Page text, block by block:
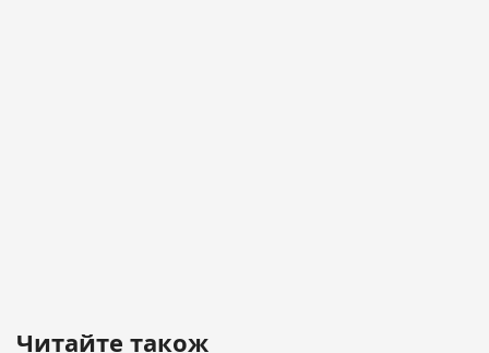
Читайте також